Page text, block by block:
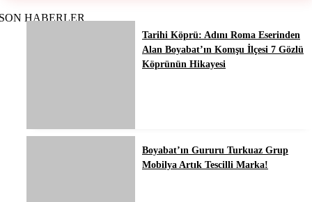
HABERLER
Tarihi Köprü: Adını Roma Eserinden
Alan Boyabat’ın Komşu İlçesi 7 Gözlü
Köprünün Hikayesi
Boyabat’ın Gururu Turkuaz Grup
Mobilya Artık Tescilli Marka!